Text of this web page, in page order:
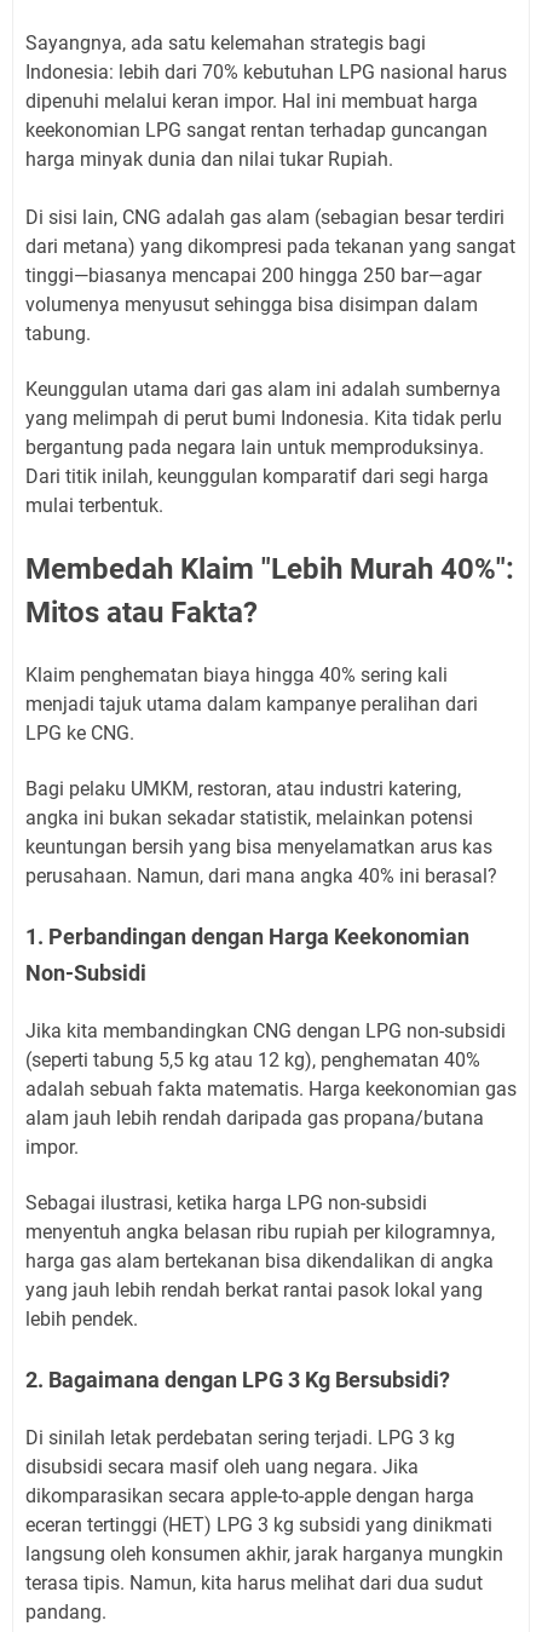
Sayangnya, ada satu kelemahan strategis bagi
Indonesia: lebih dari 70% kebutuhan LPG nasional harus
dipenuhi melalui keran impor. Hal ini membuat harga
keekonomian LPG sangat rentan terhadap guncangan
harga minyak dunia dan nilai tukar Rupiah.
Di sisi lain, CNG adalah gas alam (sebagian besar terdiri
dari metana) yang dikompresi pada tekanan yang sangat
tinggi—biasanya mencapai 200 hingga 250 bar—agar
volumenya menyusut sehingga bisa disimpan dalam
tabung.
Keunggulan utama dari gas alam ini adalah sumbernya
yang melimpah di perut bumi Indonesia. Kita tidak perlu
bergantung pada negara lain untuk memproduksinya.
Dari titik inilah, keunggulan komparatif dari segi harga
mulai terbentuk.
Membedah Klaim "Lebih Murah 40%":
Mitos atau Fakta?
Klaim penghematan biaya hingga 40% sering kali
menjadi tajuk utama dalam kampanye peralihan dari
LPG ke CNG.
Bagi pelaku UMKM, restoran, atau industri katering,
angka ini bukan sekadar statistik, melainkan potensi
keuntungan bersih yang bisa menyelamatkan arus kas
perusahaan. Namun, dari mana angka 40% ini berasal?
1. Perbandingan dengan Harga Keekonomian
Non-Subsidi
Jika kita membandingkan CNG dengan LPG non-subsidi
(seperti tabung 5,5 kg atau 12 kg), penghematan 40%
adalah sebuah fakta matematis. Harga keekonomian gas
alam jauh lebih rendah daripada gas propana/butana
impor.
Sebagai ilustrasi, ketika harga LPG non-subsidi
menyentuh angka belasan ribu rupiah per kilogramnya,
harga gas alam bertekanan bisa dikendalikan di angka
yang jauh lebih rendah berkat rantai pasok lokal yang
lebih pendek.
2. Bagaimana dengan LPG 3 Kg Bersubsidi?
Di sinilah letak perdebatan sering terjadi. LPG 3 kg
disubsidi secara masif oleh uang negara. Jika
dikomparasikan secara apple-to-apple dengan harga
eceran tertinggi (HET) LPG 3 kg subsidi yang dinikmati
langsung oleh konsumen akhir, jarak harganya mungkin
terasa tipis. Namun, kita harus melihat dari dua sudut
pandang.